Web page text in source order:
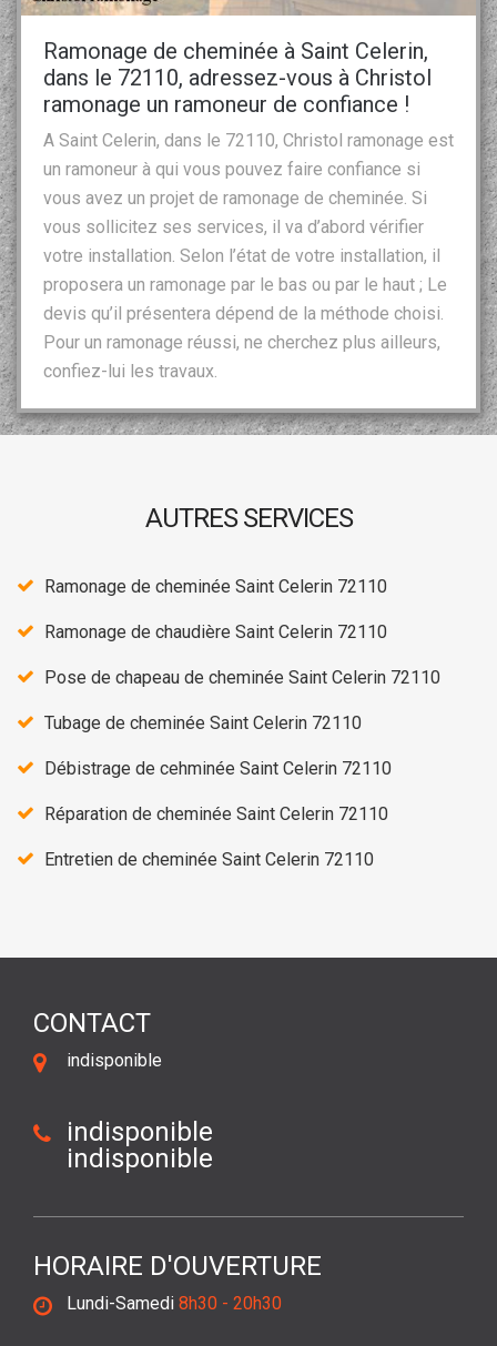
Ramonage de cheminée à Saint Celerin,
dans le 72110, adressez-vous à Christol
ramonage un ramoneur de confiance !
A Saint Celerin, dans le 72110, Christol ramonage est
un ramoneur à qui vous pouvez faire confiance si
vous avez un projet de ramonage de cheminée. Si
vous sollicitez ses services, il va d’abord vérifier
votre installation. Selon l’état de votre installation, il
proposera un ramonage par le bas ou par le haut ; Le
devis qu’il présentera dépend de la méthode choisi.
Pour un ramonage réussi, ne cherchez plus ailleurs,
confiez-lui les travaux.
AUTRES SERVICES
Ramonage de cheminée Saint Celerin 72110
Ramonage de chaudière Saint Celerin 72110
Pose de chapeau de cheminée Saint Celerin 72110
Tubage de cheminée Saint Celerin 72110
Débistrage de cehminée Saint Celerin 72110
Réparation de cheminée Saint Celerin 72110
Entretien de cheminée Saint Celerin 72110
CONTACT
indisponible
indisponible
indisponible
HORAIRE D'OUVERTURE
Lundi-Samedi 8h30 - 20h30